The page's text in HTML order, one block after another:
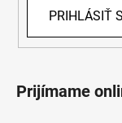
PRIHLÁSIŤ
Prijímame